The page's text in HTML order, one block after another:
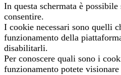
In questa schermata è
consentire.
I cookie necessari sono quelli
funzionamento della
disabilitarli.
Per conoscere quali sono i
funzionamento potete